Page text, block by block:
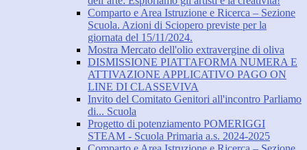
Comparto e Area Istruzione e Ricerca – Sezione
Scuola. Azioni di Sciopero previste per la
giornata del 15/11/2024.
Mostra Mercato dell'olio extravergine di oliva
DISMISSIONE PIATTAFORMA NUMERA E
ATTIVAZIONE APPLICATIVO PAGO ON
LINE DI CLASSEVIVA
Invito del Comitato Genitori all'incontro Parliamo
di... Scuola
Progetto di potenziamento POMERIGGI
STEAM - Scuola Primaria a.s. 2024-2025